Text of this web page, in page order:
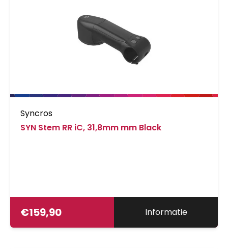
Syncros
SYN Stem RR iC, 31,8mm mm Black
€159,90 Informatie